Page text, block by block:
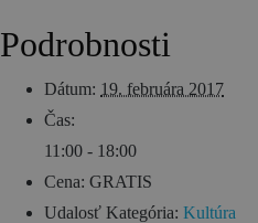
Podrobnosti
Dátum: 19. februára 2017
Čas:
11:00 - 18:00
Cena: GRATIS
Udalosť Kategória: Kultúra